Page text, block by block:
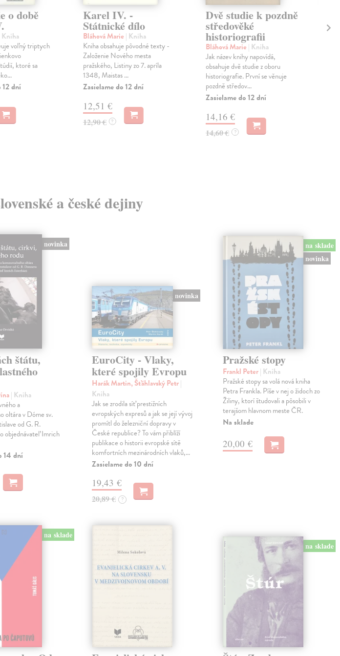
o době
Kniha
voľný triptych
ktoré sa
12 dní
Karel IV. -
Státnické dílo
Bláhová Marie | Kniha
Kniha obsahuje pôvodné texty -
Založenie Nového mesta
pražského, Listiny zo 7. apríla
1348, Maistas ...
Zasielame do 12 dní
12,51 €
12,90 € ?
Dvě studie k pozdně
středověké
historiografii
Bláhová Marie | Kniha
Jak název knihy napovídá,
obsahuje dvě studie z oboru
historiografie. První se věnuje
pozdně středov...
Zasielame do 12 dní
14,16 €
14,60 € ?
a české dejiny
novinka
štátu,
| Kniha
a
oltára v Dóme sv.
od G. R.
objednávateľ Imrich
14 dní
novinka
EuroCity - Vlaky,
které spojily Evropu
Harák Martin, Šťáhlavský Petr|
Kniha
Jak se zrodila síť prestižních
evropských expresů a jak se její vývoj
promítl do železniční dopravy v
České republice? To vám přiblíží
publikace o historii evropské sítě
komfortních mezinárodních vlaků,…
Zasielame do 10 dní
19,43 €
20,89 € ?
na sklade
novinka
Pražské stopy
Frankl Peter| Kniha
Pražské stopy sa volá nová kniha
Petra Frankla. Píše v nej o židoch zo
Žiliny, ktorí študovali a pôsobili v
terajšom hlavnom meste ČR.
Na sklade
20,00 €
na sklade
na sklade